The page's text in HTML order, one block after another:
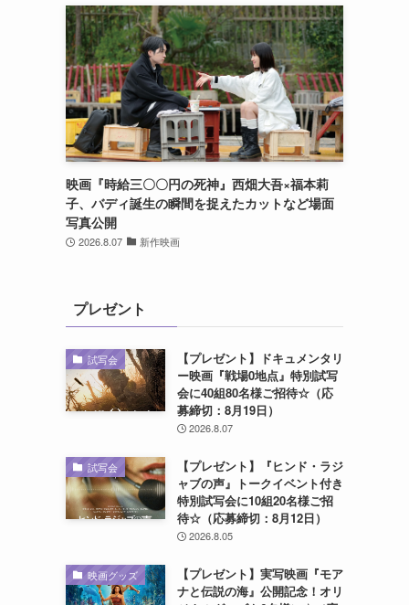
映画『時給三〇〇円の死神』西畑大吾×福本莉
子、バディ誕生の瞬間を捉えたカットなど場面
写真公開
2026.8.07 新作映画
プレゼント
試写会
【プレゼント】ドキュメンタリ
ー映画『戦場0地点』特別試写
会に40組80名様ご招待☆（応
募締切：8月19日）
2026.8.07
試写会
【プレゼント】『ヒンド・ラジ
ャブの声』トークイベント付き
特別試写会に10組20名様ご招
待☆（応募締切：8月12日）
2026.8.05
映画グッズ
【プレゼント】実写映画『モア
ナと伝説の海』公開記念！オリ